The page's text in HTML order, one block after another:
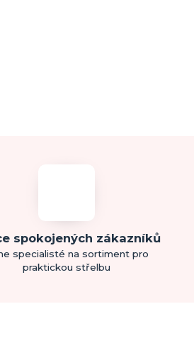
spokojených zákazníků
specialisté na sortiment pro
praktickou střelbu